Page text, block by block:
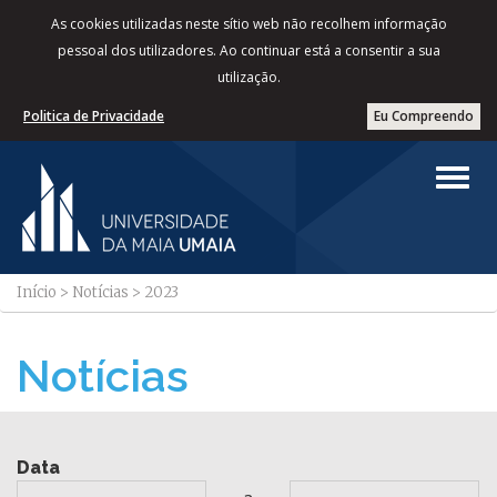
As cookies utilizadas neste sítio web não recolhem informação
pessoal dos utilizadores. Ao continuar está a consentir a sua
utilização.
Eu Compreendo
Politica de Privacidade
Início > Notícias > 2023
Notícias
Data